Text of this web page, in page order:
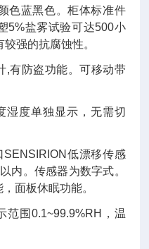
色蓝黑色。柜体标准件
5%盐雾试验可达500小
较强的抗腐蚀性。
,有防盗功能。可移动带
湿度单独显示，无需切
SENSIRION 低漂移传感
以内。传感器为数字式。
面板休眠功能。
范围 0.1~99.9%RH
，温